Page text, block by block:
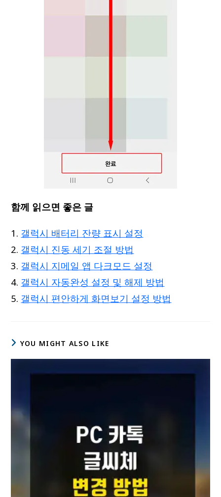
함께 읽으면 좋은 글
갤럭시 배터리 잔량 표시 설정
갤럭시 진동 세기 조절 방법
갤럭시 지메일 앱 다크모드 설정
갤럭시 자동완성 설정 및 해제 방법
갤럭시 편안하게 화면보기 설정 방법
YOU MIGHT ALSO LIKE